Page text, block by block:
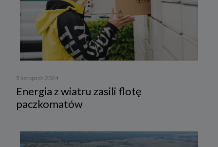
5 listopada 2024
Energia z wiatru zasili flotę
paczkomatów